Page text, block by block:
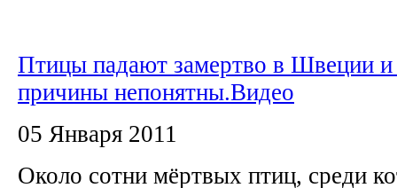
Птицы падают замертво в Швеции
причины непонятны.Видео
05 Января 2011
Около сотни мёртвых птиц, среди